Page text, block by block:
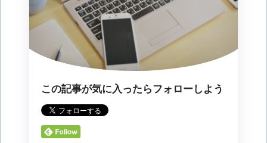
この記事が気に入ったらフォローしよう